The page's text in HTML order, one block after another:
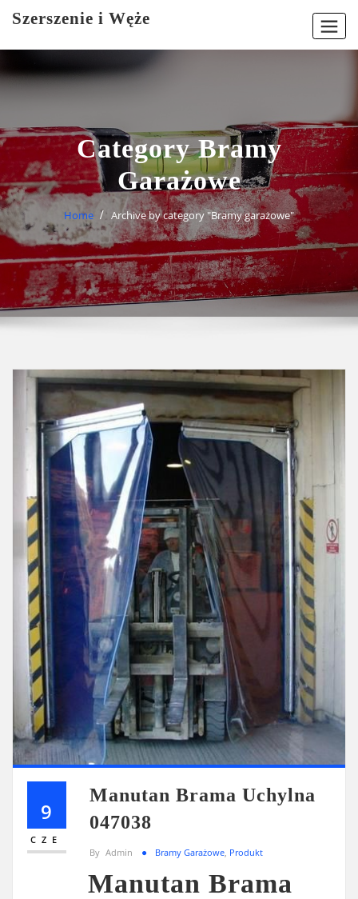
Szerszenie i Węże
Category Bramy
Garażowe
Home Archive by category "Bramy garażowe"
9
CZE
Manutan Brama Uchylna
047038
By Admin Bramy Garażowe Produkt
Manutan Brama